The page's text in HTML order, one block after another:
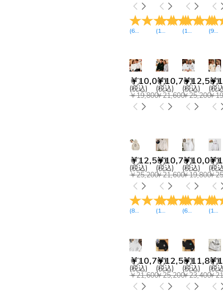
(6レビュー)
(18 レビュー)
(16 レビュー)
(9レ
￥10,071
(税込)
￥19,800
￥10,791
(税込)
￥21,600
￥12,591
(税込)
￥25,200
￥
(税
￥
￥12,591
(税込)
￥25,200
(8レビュー)
￥10,791
(税込)
￥21,600
(17 レビュー)
￥10,071
(税込)
￥19,800
(6レビュー)
￥
(税
￥
(12
￥10,791
(税込)
￥21,600
￥12,591
(税込)
￥25,200
￥11,871
(税込)
￥23,400
￥
(税
￥